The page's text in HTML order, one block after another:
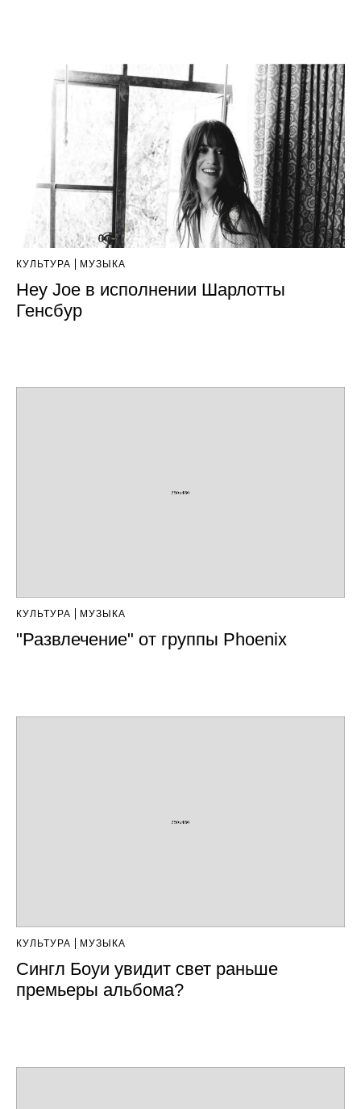
КУЛЬТУРА МУЗЫКА
Hey Joe в исполнении Шарлотты
Генсбур
КУЛЬТУРА МУЗЫКА
"Развлечение" от группы Phoenix
КУЛЬТУРА МУЗЫКА
Сингл Боуи увидит свет раньше
премьеры альбома?